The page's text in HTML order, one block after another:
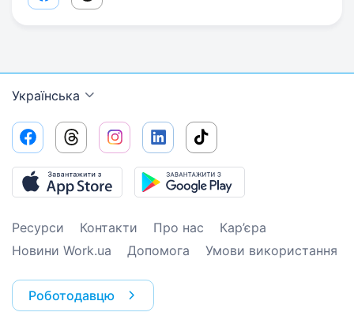
Українська
Ресурси Контакти Про нас
Кар’єра
Новини Work.ua
Допомога Умови використання
Роботодавцю